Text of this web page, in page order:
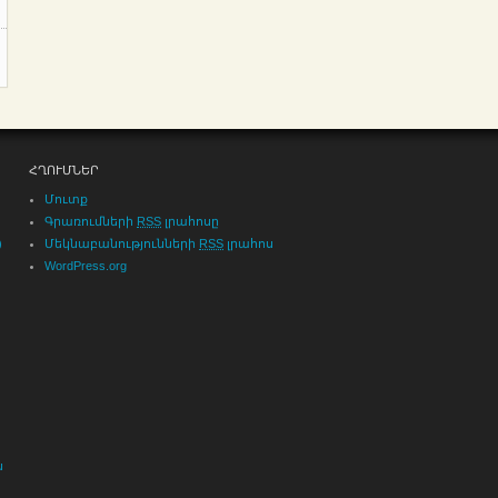
ՀՂՈՒՄՆԵՐ
Մուտք
Գրառումների RSS լրահոսը
Մեկնաբանությունների RSS լրահոս
WordPress.org